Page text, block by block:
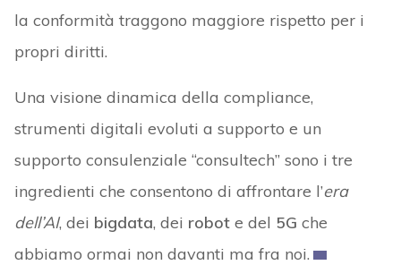
la conformità traggono maggiore rispetto per i
propri diritti.
Una visione dinamica della compliance,
strumenti digitali evoluti a supporto e un
supporto consulenziale “consultech” sono i tre
ingredienti che consentono di affrontare l’era
dell’AI, dei bigdata, dei robote del 5G che
abbiamo ormai non davanti ma fra noi.